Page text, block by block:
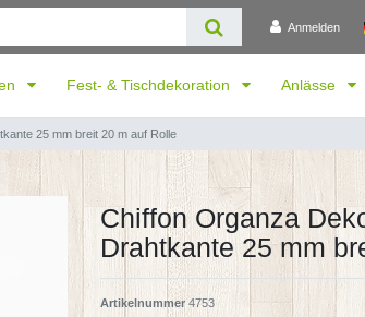
Anmelden
Fest- & Tischdekoration Anlässe
25 mm breit 20 m auf Rolle
Chiffon Organza
Drahtkante 25 mm
Artikelnummer4753